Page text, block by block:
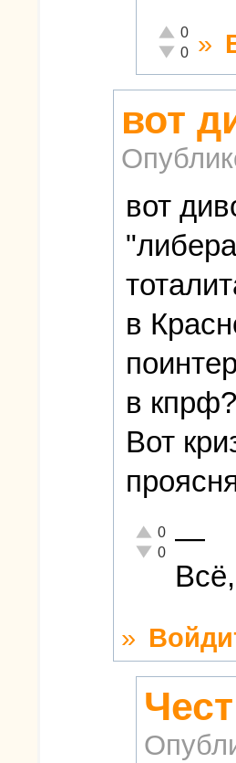
Отлично!
0
0 »
вот
вот
в
в кпрф?
Вот
Отлично!
0
Неадекватно!
0 —
»